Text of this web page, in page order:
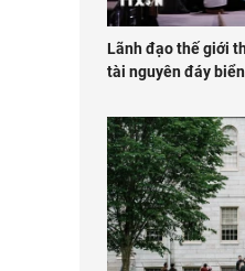
Lãnh đạo thế giới
tài nguyên đáy